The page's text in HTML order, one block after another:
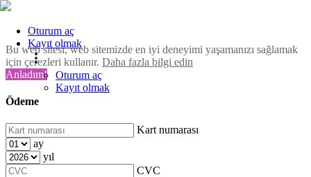
Bu web sitesi, web sitemizde en iyi deneyimi yaşamanızı sağlamak
için çerezleri kullanır. Daha fazla bilgi edin
Anladım!
Ödeme
Kart numarası
ay
yıl
CVC
Oturum aç
Kayıt olmak
Oturum aç
Kayıt olmak